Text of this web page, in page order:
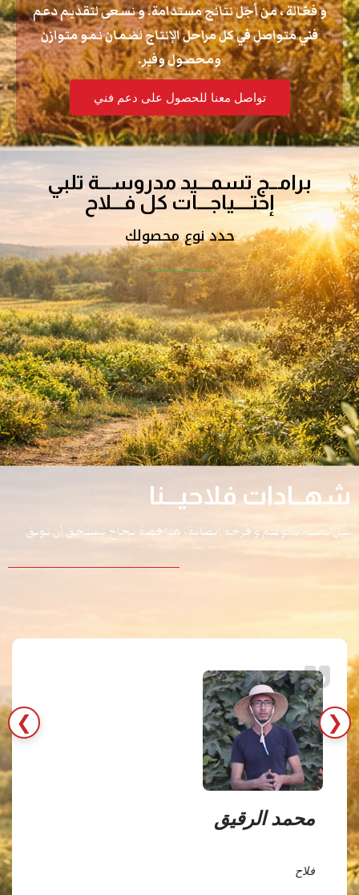
و فعّالة ، من أجل نتائج مستدامة. و نسعى لتقديم دعم
فني متواصل في كل مراحل الإنتاج لضمان نمو متوازن
ومحصول وفير.
تواصل معنا للحصول على دعم فني
برامــج تسمـــيد مدروســـة تلبي
إحتــــياجـــات كل فـــلاح
حدد نوع محصولك
شهــادات فلاحيـــنا
بين تعب الموسم و فرحة الصابة، هنا قصة نجاح تستحق أن توثق
❮
❯
محمد الرقيق
فلاح